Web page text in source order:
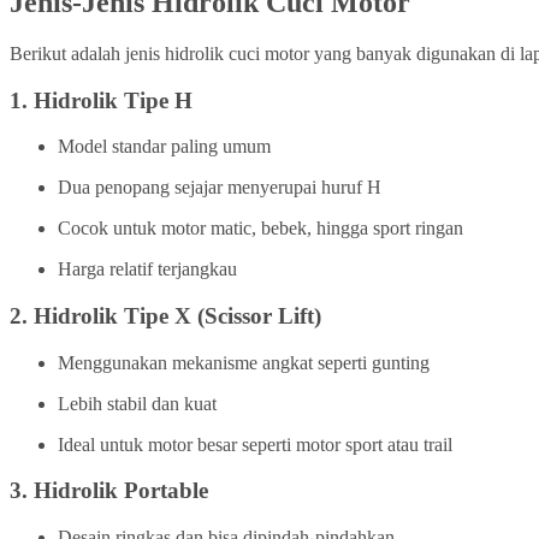
Berikut adalah jenis hidrolik cuci motor yang banyak digunakan di
1. Hidrolik Tipe H
Model standar paling umum
Dua penopang sejajar menyerupai huruf H
Cocok untuk motor matic, bebek, hingga sport ringan
Harga relatif terjangkau
2. Hidrolik Tipe X (Scissor Lift)
Menggunakan mekanisme angkat seperti gunting
Lebih stabil dan kuat
Ideal untuk motor besar seperti motor sport atau trail
3. Hidrolik Portable